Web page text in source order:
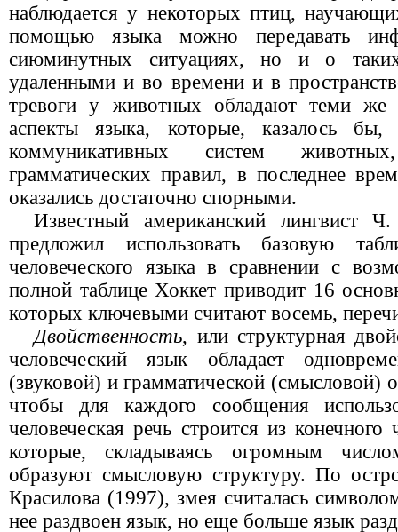
наблюдается у некоторых птиц,
помощью языка можно передавать
сиюминутных ситуациях, но и о
удаленными и во времени и в
тревоги у животных обладают теми же
аспекты языка, которые, казалось
коммуникативных систем
грамматических правил, в последнее
оказались достаточно спорными.
Известный американский лингвист
предложил использовать базовую
человеческого языка в сравнении с
полной таблице Хоккет приводит 16
которых ключевыми считают восемь,
Двойственность, или структурная
человеческий язык обладает
(звуковой) и грамматической (смысловой)
чтобы для каждого сообщения
человеческая речь строится из
которые, складываясь огромным
образуют смысловую структуру. По
Красилова (1997), змея считалась
нее раздвоен язык, но еще больше язык